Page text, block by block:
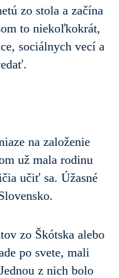
zo stola a začína
to niekoľkokrát,
sociálnych vecí a
na založenie
už mala rodinu
učiť sa. Úžasné
zo Škótska alebo
po svete, mali
z nich bolo